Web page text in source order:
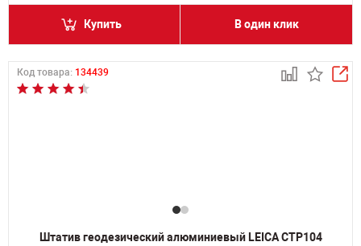
Купить В один клик
Код товара: 134439
Штатив геодезический алюминиевый LEICA CTP104